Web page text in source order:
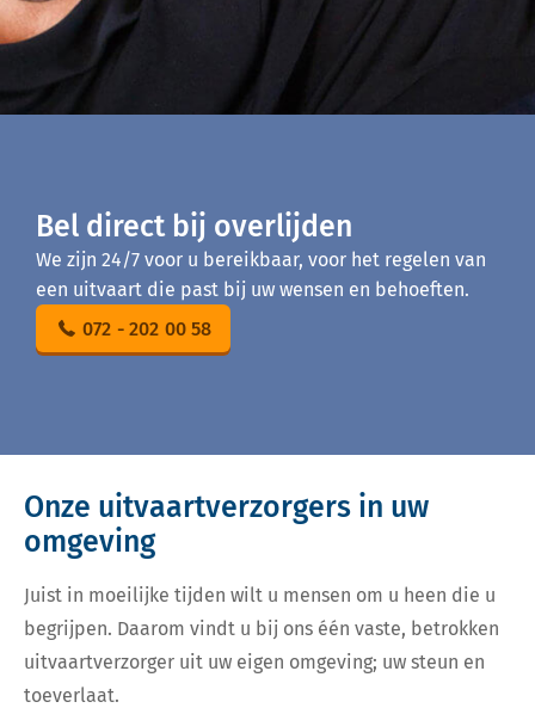
Bel direct bij overlijden
We zijn 24/7 voor u bereikbaar, voor het regelen van
een uitvaart die past bij uw wensen en behoeften.
072 - 202 00 58
Onze uitvaartverzorgers in uw
omgeving
Juist in moeilijke tijden wilt u mensen om u heen die u
begrijpen. Daarom vindt u bij ons één vaste, betrokken
uitvaartverzorger uit uw eigen omgeving; uw steun en
toeverlaat.